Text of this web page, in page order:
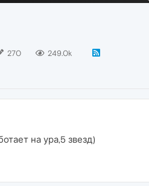
270 249.0k
на ура,5 звезд)